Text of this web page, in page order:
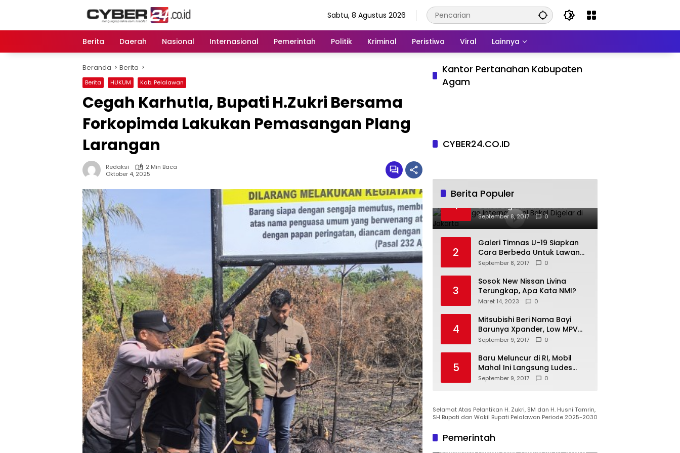
Sabtu, 8 Agustus 2026
Berita Daerah Nasional Internasional Pemerintah Politik Kriminal Peristiwa Viral Lainnya
Beranda Berita
Berita HUKUM Kab. Pelalawan
Cegah Karhutla, Bupati H.Zukri Bersama
Forkopimda Lakukan Pemasangan Plang
Larangan
Redaksi
2 Min Baca
Oktober 4, 2025
Kantor Pertanahan Kabupaten
Agam
CYBER24.CO.ID
Berita Populer
1
Pesta Yoga Internasional
Bakal Digelar di Jakarta
September 8, 2017 0
2
Galeri Timnas U-19 Siapkan
Cara Berbeda Untuk Lawan
Vietnam
September 8, 2017 0
3
Sosok New Nissan Livina
Terungkap, Apa Kata NMI?
Maret 14, 2023 0
4
Mitsubishi Beri Nama Bayi
Barunya Xpander, Low MPV
Pesaing Avanza cs
September 9, 2017 0
5
Baru Meluncur di RI, Mobil
Mahal Ini Langsung Ludes
Terjual
September 9, 2017 0
Selamat Atas Pelantikan H. Zukri, SM dan H. Husni Tamrin,
SH Bupati dan Wakil Bupati Pelalawan Periode 2025-2030
Pemerintah